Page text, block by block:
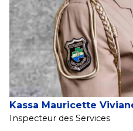
Kassa Mauricette
Inspecteur des Services